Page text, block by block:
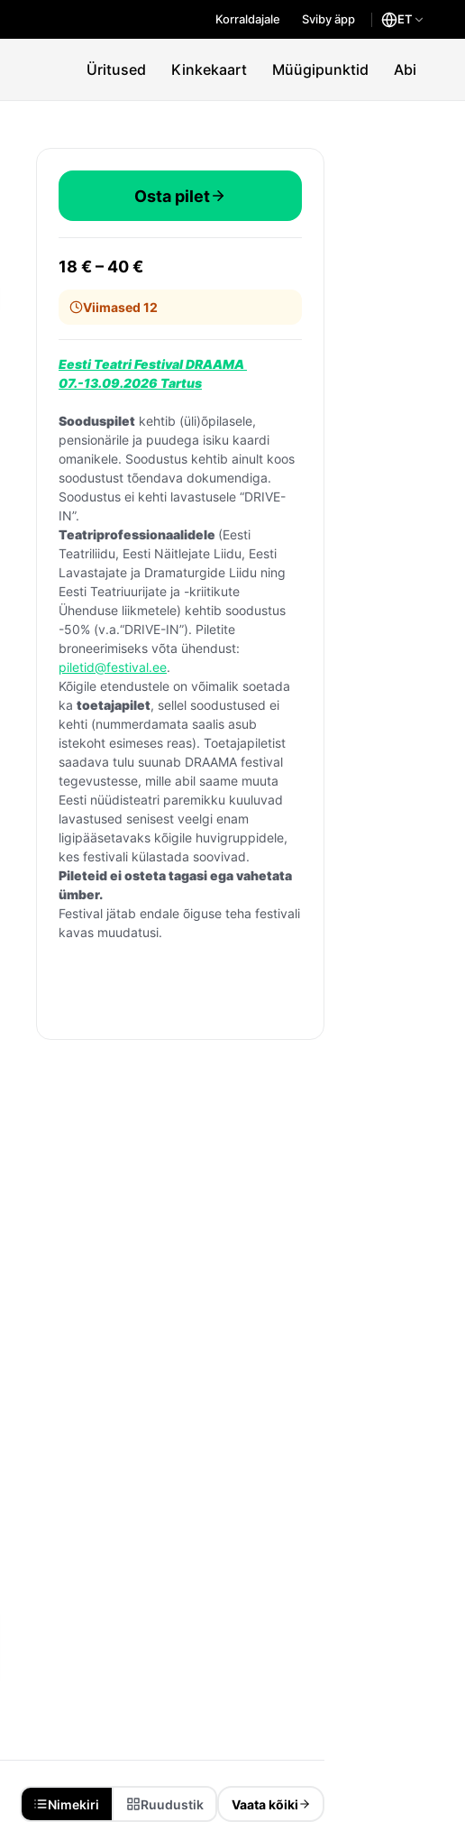
Korraldajale Sviby äpp ET
Üritused Kinkekaart Müügipunktid Abi
Osta pilet
18 € – 40 €
Viimased 12
Eesti Teatri Festival DRAAMA
07.-13.09.2026 Tartus
Sooduspilet kehtib (üli)õpilasele,
pensionärile ja puudega isiku kaardi
omanikele. Soodustus kehtib ainult koos
soodustust tõendava dokumendiga.
Soodustus ei kehti lavastusele “DRIVE-
IN”.
Teatriprofessionaalidele (Eesti
Teatriliidu, Eesti Näitlejate Liidu, Eesti
Lavastajate ja Dramaturgide Liidu ning
Eesti Teatriuurijate ja -kriitikute
Ühenduse liikmetele) kehtib soodustus
-50% (v.a.“DRIVE-IN”). Piletite
piletid@festival.ee.
Kõigile etendustele on võimalik soetada
ka toetajapilet, sellel soodustused ei
kehti (nummerdamata saalis asub
istekoht esimeses reas). Toetajapiletist
saadava tulu suunab DRAAMA festival
tegevustesse, mille abil saame muuta
Eesti nüüdisteatri paremikku kuuluvad
lavastused senisest veelgi enam
ligipääsetavaks kõigile huvigruppidele,
kes festivali külastada soovivad.
Pileteid ei osteta tagasi ega vahetata
ümber.
Festival jätab endale õiguse teha festivali
kavas muudatusi.
Nimekiri Ruudustik Vaata kõiki